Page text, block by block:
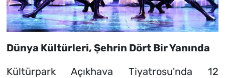
Dünya Kültürleri, Şehrin Dört Bir Yanında
Kültürpark Açıkhava Tiyatrosu'nda 12